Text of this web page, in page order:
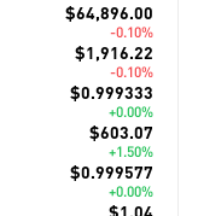
$64,896.00
-0.10%
$1,916.22
-0.10%
$0.999333
+0.00%
$603.07
+1.50%
$0.999577
+0.00%
$1.04